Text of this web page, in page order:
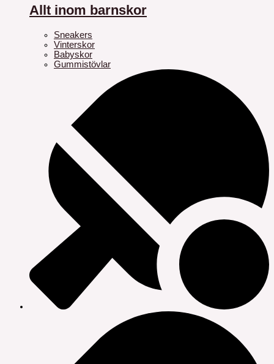
Allt inom barnskor
Sneakers
Vinterskor
Babyskor
Gummistövlar